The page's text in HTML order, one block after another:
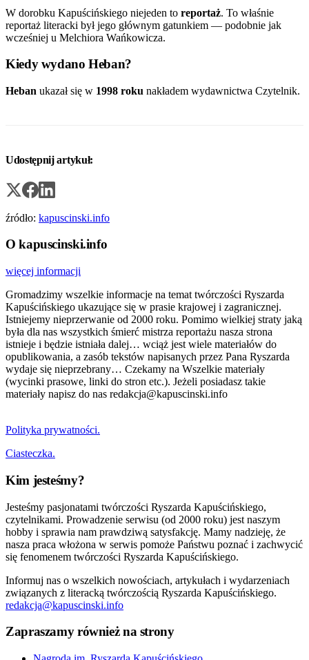
W dorobku Kapuścińskiego niejeden to reportaż. To właśnie
reportaż literacki był jego głównym gatunkiem — podobnie jak
wcześniej u Melchiora Wańkowicza.
Kiedy wydano Heban?
Heban ukazał się w 1998 roku nakładem wydawnictwa Czytelnik.
Udostępnij artykuł:
źródło: kapuscinski.info
O kapuscinski.info
więcej informacji
Gromadzimy wszelkie informacje na temat twórczości Ryszarda
Kapuścińskiego ukazujące się w prasie krajowej i zagranicznej.
Istniejemy nieprzerwanie od 2000 roku. Pomimo wielkiej straty jaką
była dla nas wszystkich śmierć mistrza reportażu nasza strona
istnieje i będzie istniała dalej… wciąż jest wiele materiałów do
opublikowania, a zasób tekstów napisanych przez Pana Ryszarda
wydaje się nieprzebrany… Czekamy na Wszelkie materiały
(wycinki prasowe, linki do stron etc.). Jeżeli posiadasz takie
materiały napisz do nas redakcja@kapuscinski.info
Polityka prywatności.
Ciasteczka.
Kim jesteśmy?
Jesteśmy pasjonatami twórczości Ryszarda Kapuścińskiego,
czytelnikami. Prowadzenie serwisu (od 2000 roku) jest naszym
hobby i sprawia nam prawdziwą satysfakcję. Mamy nadzieję, że
nasza praca włożona w serwis pomoże Państwu poznać i zachwycić
się fenomenem twórczości Ryszarda Kapuścińskiego.
Informuj nas o wszelkich nowościach, artykułach i wydarzeniach
związanych z literacką twórczością Ryszarda Kapuścińskiego.
redakcja@kapuscinski.info
Zapraszamy również na strony